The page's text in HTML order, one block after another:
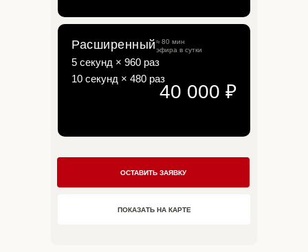
ПОКАЗАТЬ НА КАРТЕ
ОСТАВИТЬ ЗАЯВКУ
Расширенный≈ 80 мин
эфира в сутки
5 секунд × 960 раз
10 секунд × 480 раз
40 000 ₽